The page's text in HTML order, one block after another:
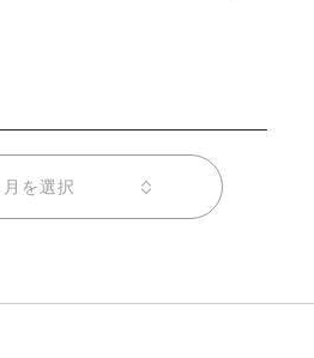
月を選択